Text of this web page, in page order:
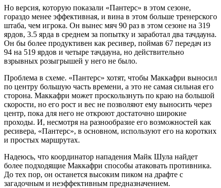
Но версия, которую показали «Пантерс» в этом сезоне,
гораздо менее эффективная, и вина в этом больше тренерского
штаба, чем игрока. Он вынес мяч 90 раз в этом сезоне на 319
ярдов, 3.5 ярда в среднем за попытку и заработал два тачдауна.
Он бы более продуктивен как ресивер, поймав 67 передач из
94 на 519 ярдов и четыре тачдауна, но действительно
взрывных розыгрышей у него не было.
Проблема в схеме. «Пантерс» хотят, чтобы Маккафри выносил
по центру большую часть времени, а это не самая сильная его
сторона. Маккафри может проскользнуть по краю на большой
скорости, но его рост и вес не позволяют ему выносить через
центр, пока для него не откроют достаточно широкие
проходы. И, несмотря на разнообразие его возможностей как
ресивера, «Пантерс», в основном, используют его на коротких
и простых маршрутах.
Надеюсь, что координатор нападения Майк Шула найдет
более подходящие Маккафри способы атаковать противника.
До тех пор, он останется высоким пиком на драфте с
загадочным и неэффективным предназначением.